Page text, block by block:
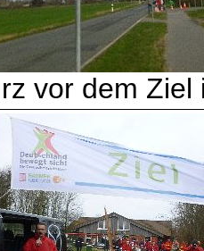
vor dem Ziel